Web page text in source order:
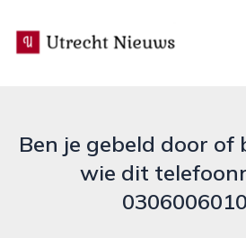
utrecht-nieuws.nl
Ben je gebeld door of
wie dit